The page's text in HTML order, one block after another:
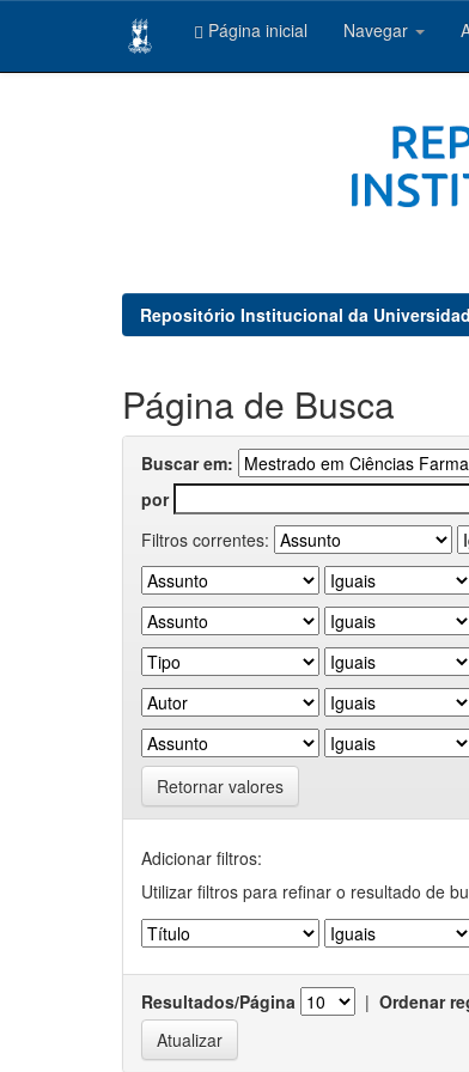
Página inicial Navegar
Repositório Institucional da
Página de Busca
Buscar em:
por
Filtros correntes:
Retornar valores
Adicionar filtros:
Utilizar filtros para refinar o resultado de
Resultados/Página | Ordenar